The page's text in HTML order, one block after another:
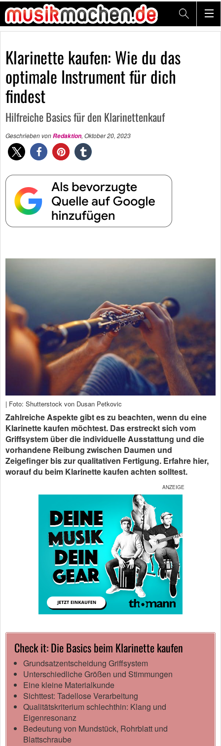
Klarinette kaufen: Wie du das
optimale Instrument für dich
findest
Hilfreiche Basics für den Klarinettenkauf
Geschrieben vonRedaktion, Oktober 20, 2023
| Foto: Shutterstock von Dusan Petkovic
Zahlreiche Aspekte gibt es zu beachten, wenn du eine
Klarinette kaufen möchtest. Das erstreckt sich vom
Griffsystem über die individuelle Ausstattung und die
vorhandene Reibung zwischen Daumen und
Zeigefinger bis zur qualitativen Fertigung. Erfahre hier,
worauf du beim Klarinette kaufen achten solltest.
Check it: Die Basics beim Klarinette kaufen
Grundsatzentscheidung Griffsystem
Unterschiedliche Größen und Stimmungen
Eine kleine Materialkunde
Sichttest: Tadellose Verarbeitung
Qualitätskriterium schlechthin: Klang und
Eigenresonanz
Bedeutung von Mundstück, Rohrblatt und
Blattschraube